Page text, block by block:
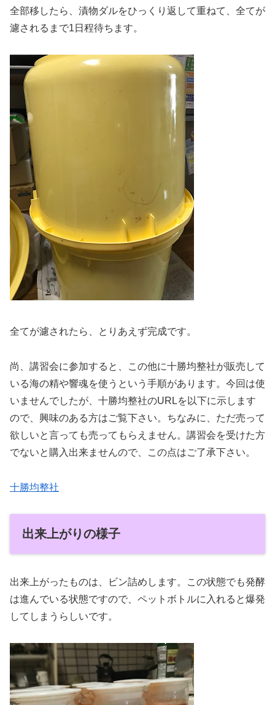
全部移したら、漬物ダルをひっくり返して重ねて、全てが
濾されるまで1日程待ちます。
全てが濾されたら、とりあえず完成です。
尚、講習会に参加すると、この他に十勝均整社が販売して
いる海の精や響魂を使うという手順があります。今回は使
いませんでしたが、十勝均整社のURLを以下に示します
ので、興味のある方はご覧下さい。ちなみに、ただ売って
欲しいと言っても売ってもらえません。講習会を受けた方
でないと購入出来ませんので、この点はご了承下さい。
十勝均整社
出来上がりの様子
出来上がったものは、ビン詰めします。この状態でも発酵
は進んでいる状態ですので、ペットボトルに入れると爆発
してしまうらしいです。